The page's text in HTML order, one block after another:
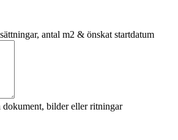
antal m2 & önskat startdatum
dokument, bilder eller ritningar